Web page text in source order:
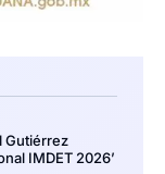
Gutiérrez
IMDET 2026’